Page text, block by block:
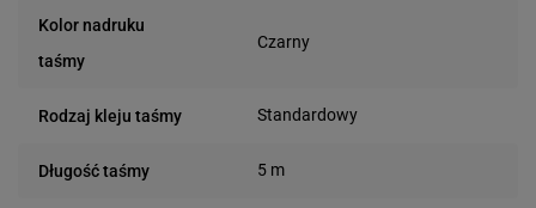
Kolor nadruku
taśmy
Czarny
Rodzaj kleju taśmy Standardowy
Długość taśmy 5 m